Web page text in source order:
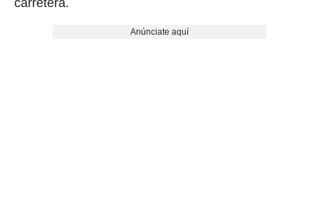
carretera.
Anúnciate aquí